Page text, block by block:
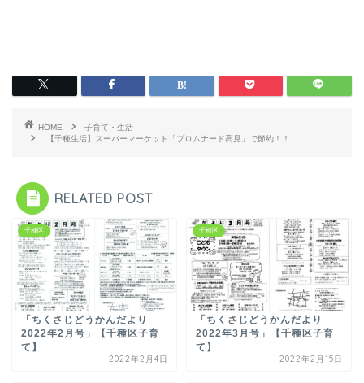
HOME
子育て・生活
【千種生活】スーパーマーケット「プロムナード高見」で節約！！
RELATED POST
千種区
「ちくさじどうかんだより
2022年2月号」【千種区子育
て】
2022年2月4日
千種区
「ちくさじどうかんだより
2022年3月号」【千種区子育
て】
2022年2月15日